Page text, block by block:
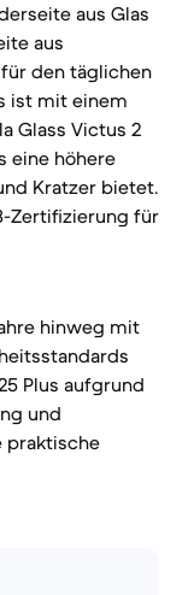
aus Glas
aus
den täglichen
ist mit einem
Glass Victus 2
eine höhere
Kratzer bietet.
Zertifizierung für
hinweg mit
Plus aufgrund
und
praktische